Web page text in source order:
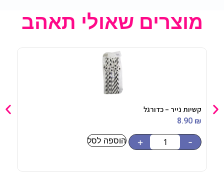
מוצרים שאולי תאהב
קשיות נייר – כדורגל
8.90 ₪
-
+ הוספה לסל